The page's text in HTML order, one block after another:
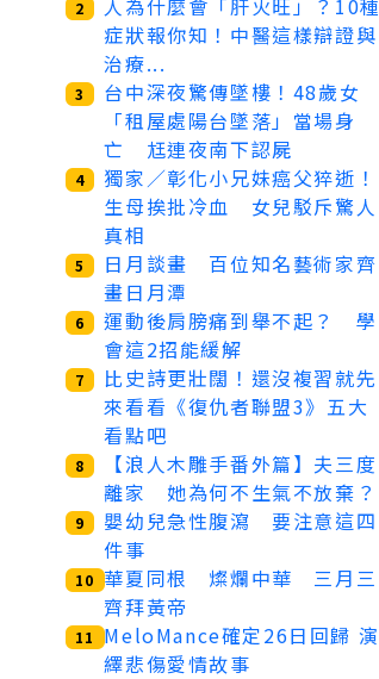
2
人為什麼會「肝火旺」？10種
症狀報你知！中醫這樣辯證與
治療...
3
台中深夜驚傳墜樓！48歲女
「租屋處陽台墜落」當場身
亡 尪連夜南下認屍
4
獨家／彰化小兄妹癌父猝逝！
生母挨批冷血 女兒駁斥驚人
真相
5
日月談畫 百位知名藝術家齊
畫日月潭
6
運動後肩膀痛到舉不起？ 學
會這2招能緩解
7
比史詩更壯闊！還沒複習就先
來看看《復仇者聯盟3》五大
看點吧
8
【浪人木雕手番外篇】夫三度
離家 她為何不生氣不放棄？
9
嬰幼兒急性腹瀉 要注意這四
件事
10 華夏同根 燦爛中華 三月三
齊拜黃帝
11
MeloMance確定26日回歸 演
繹悲傷愛情故事